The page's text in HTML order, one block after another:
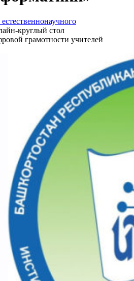
круглый стол
грамотности учителей